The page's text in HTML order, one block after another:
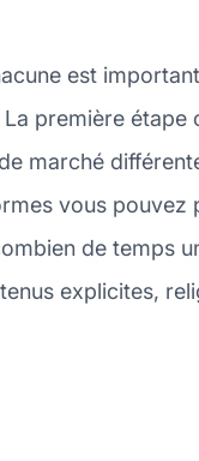
est
première
marché
vous
de temps
explicites,